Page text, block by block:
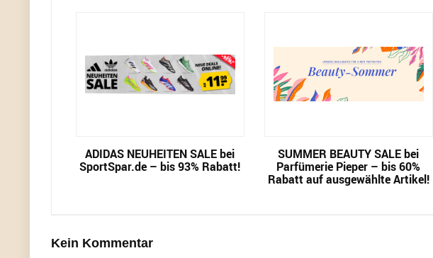
ADIDAS NEUHEITEN SALE bei
SportSpar.de – bis 93% Rabatt!
SUMMER BEAUTY SALE bei
Parfümerie Pieper – bis 60%
Rabatt auf ausgewählte Artikel!
Kein Kommentar